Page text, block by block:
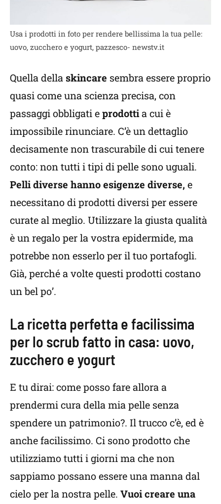
Usa i prodotti in foto per rendere bellissima la tua pelle:
uovo, zucchero e yogurt, pazzesco- newstv.it
Quella della skincare sembra essere proprio
quasi come una scienza precisa, con
passaggi obbligati eprodottia cui è
impossibile rinunciare. C’è un dettaglio
decisamente non trascurabile di cui tenere
conto: non tutti i tipi di pelle sono uguali.
Pelli diverse hanno esigenze diverse, e
necessitano di prodotti diversi per essere
curate al meglio. Utilizzare la giusta qualità
è un regalo per la vostra epidermide, ma
potrebbe non esserlo per il tuo portafogli.
Già, perché a volte questi prodotti costano
un bel po’.
La ricetta perfetta e facilissima
per lo scrub fatto in casa: uovo,
zucchero e yogurt
E tu dirai: come posso fare allora a
prendermi cura della mia pelle senza
spendere un patrimonio?. Il trucco c’è, ed è
anche facilissimo. Ci sono prodotto che
utilizziamo tutti i giorni ma che non
sappiamo possano essere una manna dal
cielo per la nostra pelle. Vuoi creare una